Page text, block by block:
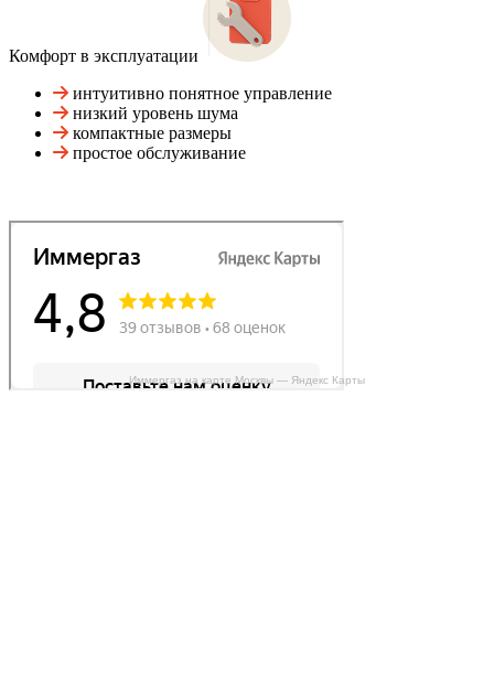
Комфорт в эксплуатации
интуитивно понятное управление
низкий уровень шума
компактные размеры
простое обслуживание
Иммергаз на карте Москвы — Яндекс Карты